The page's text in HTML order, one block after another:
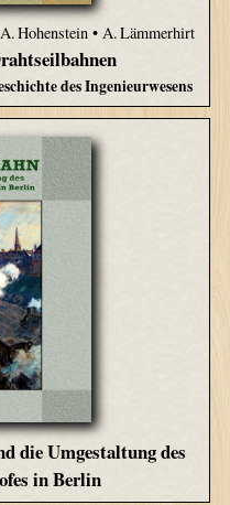
Hohenstein • A. Lämmerhirt
des Ingenieurwesens
die Umgestaltung des
in Berlin